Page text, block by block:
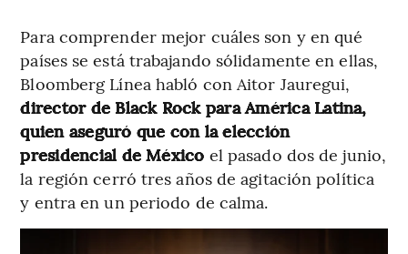
Para comprender mejor cuáles son y en qué
países se está trabajando sólidamente en ellas,
Bloomberg Línea habló con Aitor Jauregui,
director de Black Rock para América Latina,
quien aseguró que con la elección
presidencial de México el pasado dos de junio,
la región cerró tres años de agitación política
y entra en un periodo de calma.